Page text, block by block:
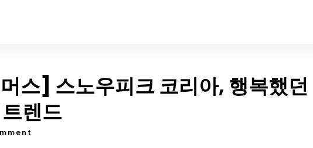
스] 스노우피크 코리아, 행복했던
렌드